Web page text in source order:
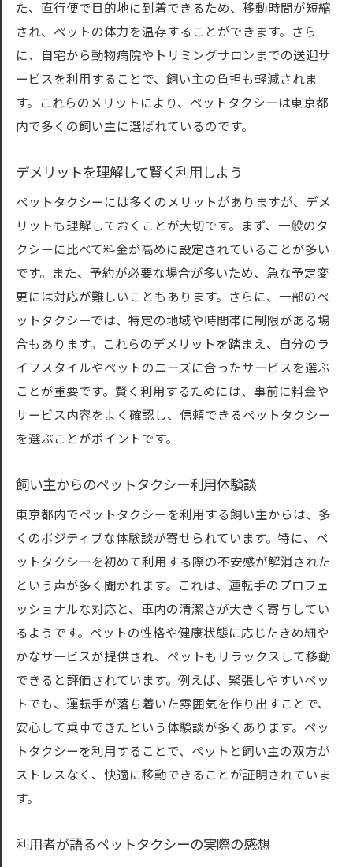
た、直行便で目的地に到着できるため、移動時間が短縮
され、ペットの体力を温存することができます。さら
に、自宅から動物病院やトリミングサロンまでの送迎サ
ービスを利用することで、飼い主の負担も軽減されま
す。これらのメリットにより、ペットタクシーは東京都
内で多くの飼い主に選ばれているのです。
デメリットを理解して賢く利用しよう
ペットタクシーには多くのメリットがありますが、デメ
リットも理解しておくことが大切です。まず、一般のタ
クシーに比べて料金が高めに設定されていることが多い
です。また、予約が必要な場合が多いため、急な予定変
更には対応が難しいこともあります。さらに、一部のペ
ットタクシーでは、特定の地域や時間帯に制限がある場
合もあります。これらのデメリットを踏まえ、自分のラ
イフスタイルやペットのニーズに合ったサービスを選ぶ
ことが重要です。賢く利用するためには、事前に料金や
サービス内容をよく確認し、信頼できるペットタクシー
を選ぶことがポイントです。
飼い主からのペットタクシー利用体験談
東京都内でペットタクシーを利用する飼い主からは、多
くのポジティブな体験談が寄せられています。特に、ペ
ットタクシーを初めて利用する際の不安感が解消された
という声が多く聞かれます。これは、運転手のプロフェ
ッショナルな対応と、車内の清潔さが大きく寄与してい
るようです。ペットの性格や健康状態に応じたきめ細や
かなサービスが提供され、ペットもリラックスして移動
できると評価されています。例えば、緊張しやすいペッ
トでも、運転手が落ち着いた雰囲気を作り出すことで、
安心して乗車できたという体験談が多くあります。ペッ
トタクシーを利用することで、ペットと飼い主の双方が
ストレスなく、快適に移動できることが証明されていま
す。
利用者が語るペットタクシーの実際の感想